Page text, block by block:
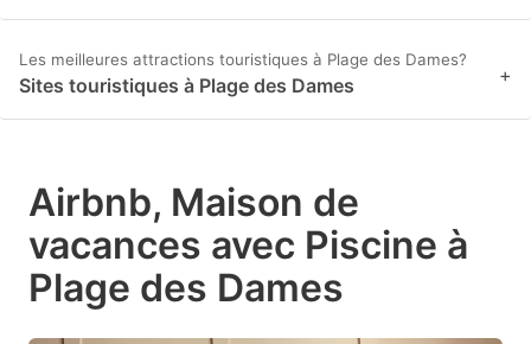
Les meilleures attractions touristiques à Plage des Dames?
Sites touristiques à Plage des Dames +
Airbnb, Maison de
vacances avec Piscine à
Plage des Dames